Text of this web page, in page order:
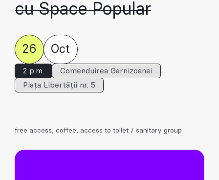
cu Space Popular
26 Oct
2 p.m.
Comenduirea Garnizoanei
Piața Libertății nr. 5
free access, coffee, access to toilet / sanitary group